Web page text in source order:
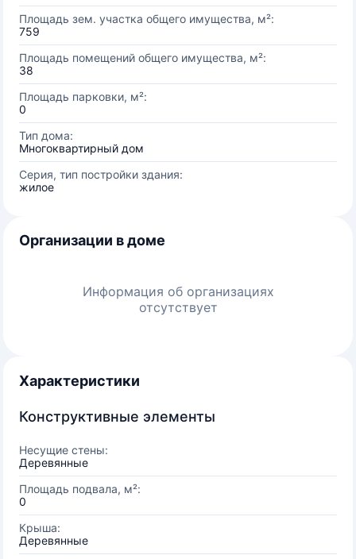
Площадь зем. участка общего имущества, м²:
759
Площадь помещений общего имущества, м²:
38
Площадь парковки, м²:
0
Тип дома:
Многоквартирный дом
Серия, тип постройки здания:
жилое
Организации в доме
Информация об организациях
отсутствует
Характеристики
Конструктивные элементы
Несущие стены:
Деревянные
Площадь подвала, м²:
0
Крыша:
Деревянные